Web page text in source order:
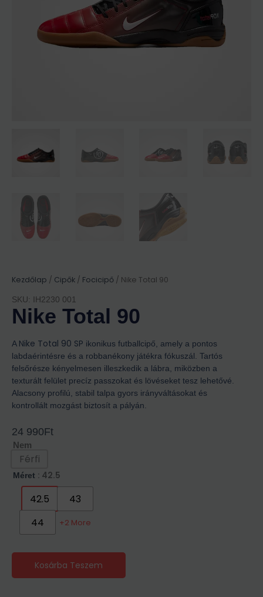
Kezdőlap / Cipők / Focicipő / Nike Total 90
SKU: IH2230 001
Nike Total 90
A Nike Total 90 SP ikonikus futballcipő, amely a pontos
labdaérintésre és a robbanékony játékra fókuszál. Tartós
felsőrésze kényelmesen illeszkedik a lábra, miközben a
texturált felület precíz passzokat és lövéseket tesz lehetővé.
Alacsony profilú, stabil talpa gyors irányváltásokat és
kontrollált mozgást biztosít a pályán.
24 990Ft
Nem
Férfi
Méret : 42.5
42.5
43
44
+2 More
Kosárba Teszem